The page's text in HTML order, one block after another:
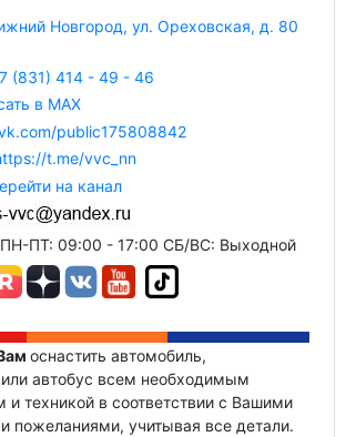
Новгород, ул. Ореховская, д. 80
(831) 414 - 49 - 46
в MAX
public175808842
t.me/vvc_nn
на канал
ПТ: 09:00 - 17:00 СБ/ВС: Выходной
оснастить автомобиль,
автобус всем необходимым
и техникой в соответствии с Вашими
пожеланиями, учитывая все детали.